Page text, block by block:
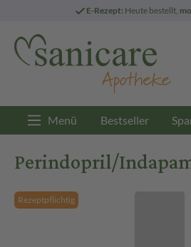
E-Rezept: Heute bestellt,
Menü Bestseller
Perindopril/
Rezeptpflichtig